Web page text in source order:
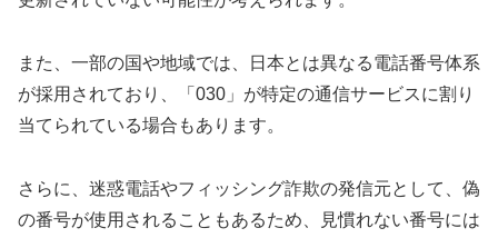
また、一部の国や地域では、日本とは異なる電話番号体系
が採用されており、「030」が特定の通信サービスに割り
当てられている場合もあります。
さらに、迷惑電話やフィッシング詐欺の発信元として、偽
の番号が使用されることもあるため、見慣れない番号には